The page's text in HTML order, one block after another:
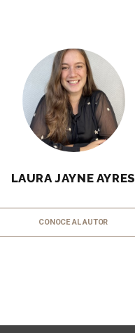
LAURA JAYNE AYRES
CONOCE AL AUTOR